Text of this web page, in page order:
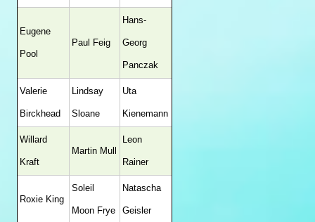
Eugene
Pool
Paul Feig
Hans-
Georg
Panczak
Valerie
Birckhead
Lindsay
Sloane
Uta
Kienemann
Willard
Kraft
Martin Mull
Leon
Rainer
Roxie King
Soleil
Moon Frye
Natascha
Geisler